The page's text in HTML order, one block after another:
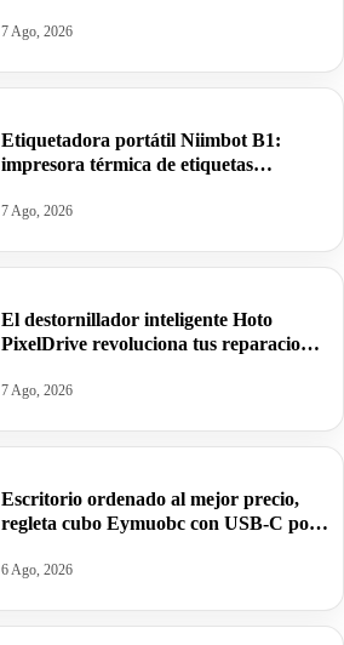
por 22,94€.
7 Ago, 2026
Etiquetadora portátil Niimbot B1:
impresora térmica de etiquetas
batería recargable por 17,99€ antes
7 Ago, 2026
El destornillador inteligente Hoto
PixelDrive revoluciona tus reparaciones
por 47,99€ antes 79,99€.
7 Ago, 2026
Escritorio ordenado al mejor precio,
regleta cubo Eymuobc con USB-C por
6 Ago, 2026